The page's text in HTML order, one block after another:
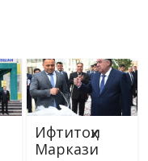
Ифтитоҳи
Маркази